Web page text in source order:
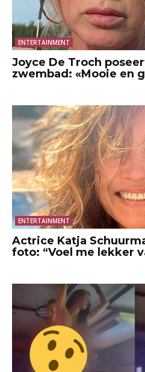
ENTERTAINMENT
Joyce De Troch
zwembad: «Mooie en
ENTERTAINMENT
Actrice Katja
foto: “Voel me lekker